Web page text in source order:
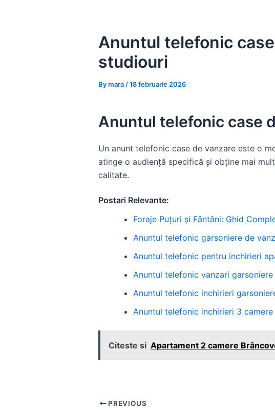
Anuntul telefonic
studiouri
Bymara /18 februarie 2026
Anuntul telefonic case
Un anunt telefonic case de vanzare este o
atinge o audiență specifică și obține mai
calitate.
Postari Relevante:
Foraje Puțuri și Fântâni: Ghid
Anuntul telefonic garsoniere de
Anuntul telefonic pentru inchirieri
Anuntul telefonic vanzari garsoniere
Anuntul telefonic inchirieri
Anuntul telefonic inchirieri 3
Citeste si Apartament 2 camere
Post
PREVIOUS